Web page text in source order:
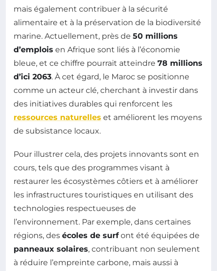
mais également contribuer à la sécurité
alimentaire et à la préservation de la biodiversité
marine. Actuellement, près de 50 millions
d’emplois en Afrique sont liés à l’économie
bleue, et ce chiffre pourrait atteindre 78 millions
d’ici 2063. À cet égard, le Maroc se positionne
comme un acteur clé, cherchant à investir dans
des initiatives durables qui renforcent les
ressources naturelles et améliorent les moyens
de subsistance locaux.
Pour illustrer cela, des projets innovants sont en
cours, tels que des programmes visant à
restaurer les écosystèmes côtiers et à améliorer
les infrastructures touristiques en utilisant des
technologies respectueuses de
l’environnement. Par exemple, dans certaines
régions, des écoles de surfont été équipées de
panneaux solaires, contribuant non seulement
à réduire l’empreinte carbone, mais aussi à